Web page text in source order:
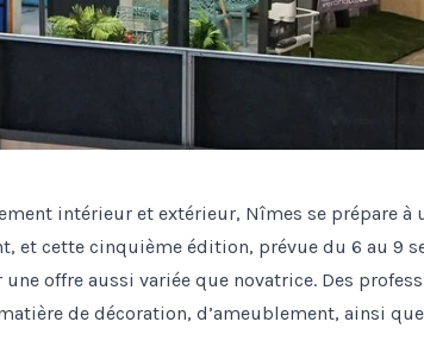
intérieur et extérieur, Nîmes se prépare à
et cette cinquième édition, prévue du 6 au 9
offre aussi variée que novatrice. Des
de décoration, d’ameublement, ainsi